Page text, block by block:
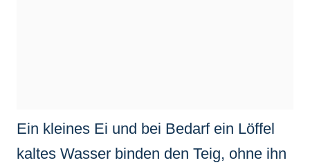
Ein kleines Ei und bei Bedarf ein Löffel
kaltes Wasser binden den Teig, ohne ihn